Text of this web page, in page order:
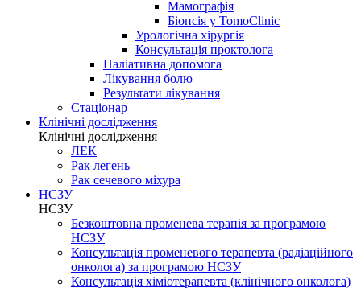
Мамографія
Біопсія у TomoClinic
Урологічна хірургія
Консультація проктолога
Паліативна допомога
Лікування болю
Результати лікування
Стаціонар
Клінічні дослідження
Клінічні дослідження
ЛЕК
Рак легень
Рак сечевого міхура
НСЗУ
НСЗУ
Безкоштовна променева терапія за програмою
НСЗУ
Консультація променевого терапевта (радіаційного
онколога) за програмою НСЗУ
Консультація хіміотерапевта (клінічного онколога)